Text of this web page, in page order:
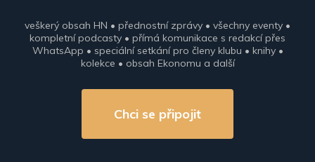
veškerý obsah HN • přednostní zprávy • všechny eventy •
kompletní podcasty • přímá komunikace s redakcí přes
WhatsApp • speciální setkání pro členy klubu • knihy •
kolekce • obsah Ekonomu a další
Chci se připojit